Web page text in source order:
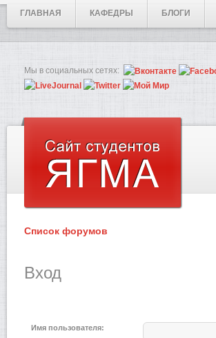
ГЛАВНАЯ КАФЕДРЫ БЛОГИ
Мы в социальных сетях:
Список форумов
Вход
Имя пользователя: